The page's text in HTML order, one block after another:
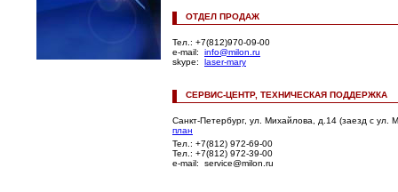
ОТДЕЛ ПРОДАЖ
Тел.: +7(812)970-09-00
e-mail: info@milon.ru
skype: laser-mary
СЕРВИС-ЦЕНТР, ТЕХНИЧЕСКАЯ ПОДДЕРЖКА
Санкт-Петербург, ул. Михайлова, д.14 (заезд с
план
Тел.: +7(812) 972-69-00
Тел.: +7(812) 972-39-00
e-mail: service@milon.ru